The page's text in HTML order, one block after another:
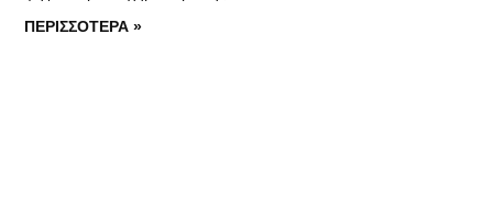
ΠΕΡΙΣΣΟΤΕΡΑ »